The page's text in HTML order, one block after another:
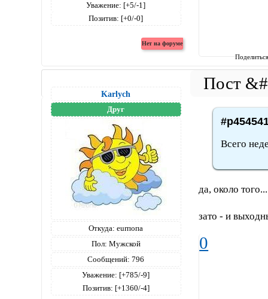
Уважение: [+5/-1]
Позитив: [+0/-0]
Karlych
Друг
Откуда: eurпопа
Пол: Мужской
Сообщений: 796
Уважение: [+785/-9]
Позитив: [+1360/-4]
Всего
да, около того...
зато - и
0